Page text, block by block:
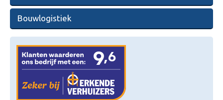
Bouwlogistiek